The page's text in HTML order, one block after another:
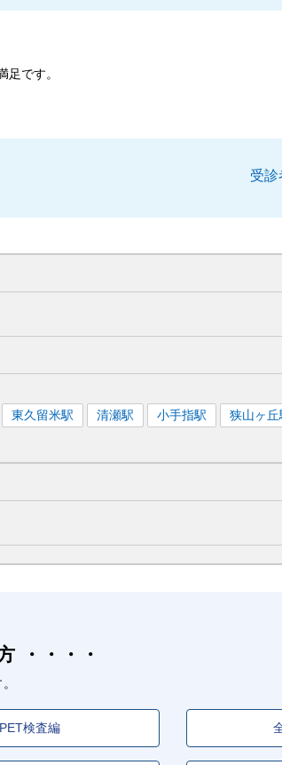
です。
受
東久留米駅 清瀬駅 小手指駅 狭山ヶ丘
PET検査編